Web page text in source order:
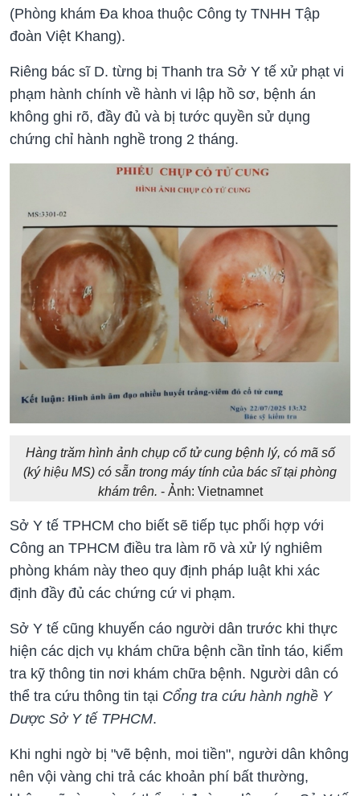
(Phòng khám Đa khoa thuộc Công ty TNHH Tập
đoàn Việt Khang).
Riêng bác sĩ D. từng bị Thanh tra Sở Y tế xử phạt vi
phạm hành chính về hành vi lập hồ sơ, bệnh án
không ghi rõ, đầy đủ và bị tước quyền sử dụng
chứng chỉ hành nghề trong 2 tháng.
Hàng trăm hình ảnh chụp cổ tử cung bệnh lý, có mã số
(ký hiệu MS) có sẵn trong máy tính của bác sĩ tại phòng
khám trên. - Ảnh: Vietnamnet
Sở Y tế TPHCM cho biết sẽ tiếp tục phối hợp với
Công an TPHCM điều tra làm rõ và xử lý nghiêm
phòng khám này theo quy định pháp luật khi xác
định đầy đủ các chứng cứ vi phạm.
Sở Y tế cũng khuyến cáo người dân trước khi thực
hiện các dịch vụ khám chữa bệnh cần tỉnh táo, kiểm
tra kỹ thông tin nơi khám chữa bệnh. Người dân có
thể tra cứu thông tin tại Cổng tra cứu hành nghề Y
Dược Sở Y tế TPHCM.
Khi nghi ngờ bị "vẽ bệnh, moi tiền", người dân không
nên vội vàng chi trả các khoản phí bất thường,